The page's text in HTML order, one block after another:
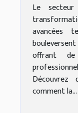
Le
avancées
offrant de
Découvrez
comment la...